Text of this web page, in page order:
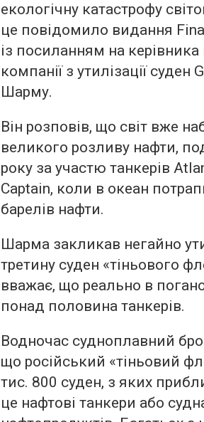
екологічну катастрофу
це повідомило видання
із посиланням на керівника
компанії з утилізації
Шарму.
Він розповів, що світ вже
великого розливу нафти,
року за участю танкерів
Captain, коли в океан
барелів нафти.
Шарма закликав негайно
третину суден «тіньового
вважає, що реально в
понад половина танкерів.
Водночас судноплавний
що російський «тіньовий
тис. 800 суден, з яких
це нафтові танкери або